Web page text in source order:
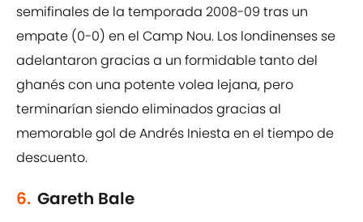
semifinales de la temporada 2008-09 tras un
empate (0-0) en el Camp Nou. Los londinenses se
adelantaron gracias a un formidable tanto del
ghanés con una potente volea lejana, pero
terminarían siendo eliminados gracias al
memorable gol de Andrés Iniesta en el tiempo de
descuento.
6. Gareth Bale